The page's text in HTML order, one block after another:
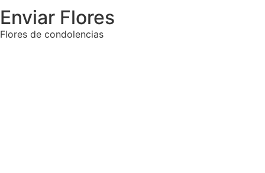
Enviar Flores
Flores de condolencias